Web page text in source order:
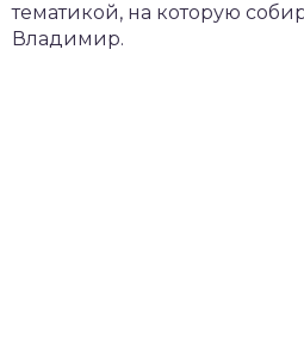
тематикой, на которую
Владимир.